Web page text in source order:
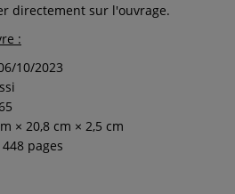
directement sur l'ouvrage.
:
10/2023
× 20,8 cm × 2,5 cm
pages